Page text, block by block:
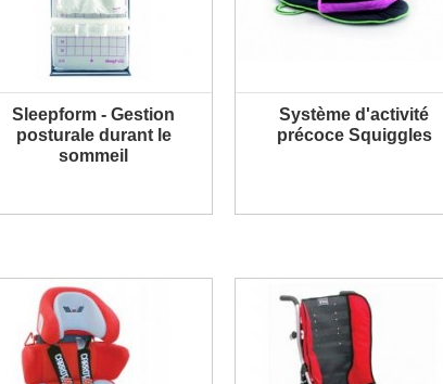
Sleepform - Gestion
posturale durant le
sommeil
Système d'activité
précoce Squiggles
PLUS D'INFORMATION PLUS D'INFORMATION